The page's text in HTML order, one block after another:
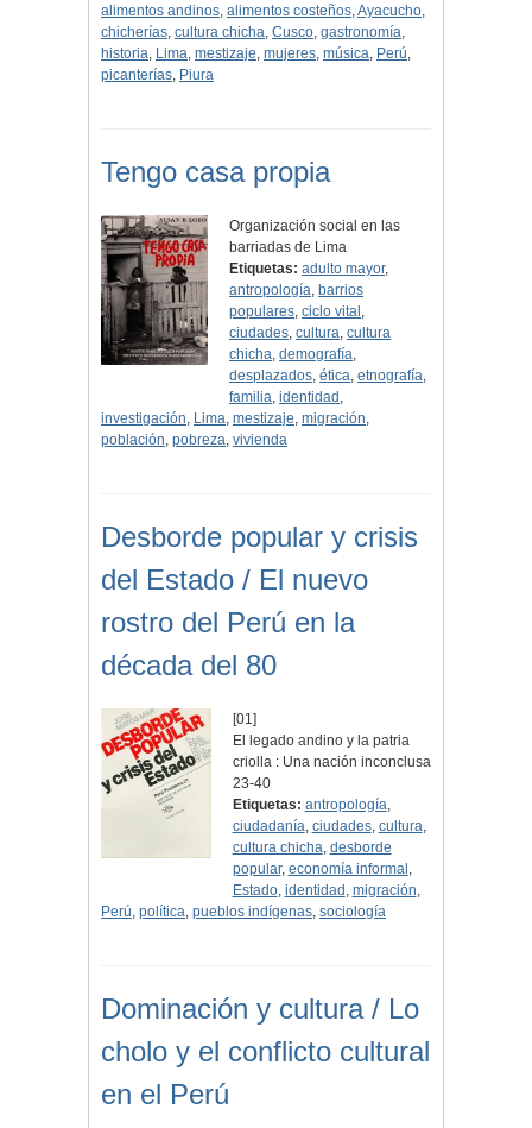
alimentos andinos, alimentos costeños,Ayacucho,
chicherías, cultura chicha, Cusco, gastronomía,
historia, Lima, mestizaje, mujeres, música, Perú,
picanterías, Piura
Tengo casa propia
Organización social en las
barriadas de Lima
Etiquetas: adulto mayor,
antropología, barrios
populares,ciclo vital ,
ciudades,cultura,cultura
chicha,demografía,
desplazados,ética,etnografía,
familia,identidad ,
investigación, Lima, mestizaje, migración,
población, pobreza, vivienda
Desborde popular y crisis
del Estado / El nuevo
rostro del Perú en la
década del 80
[01]
El legado andino y la patria
criolla : Una nación inconclusa
23-40
Etiquetas: antropología,
ciudadanía, ciudades, cultura,
cultura chicha, desborde
popular, economía informal ,
Estado, identidad , migración,
Perú, política, pueblos indígenas, sociología
Dominación y cultura / Lo
cholo y el conflicto cultural
en el Perú